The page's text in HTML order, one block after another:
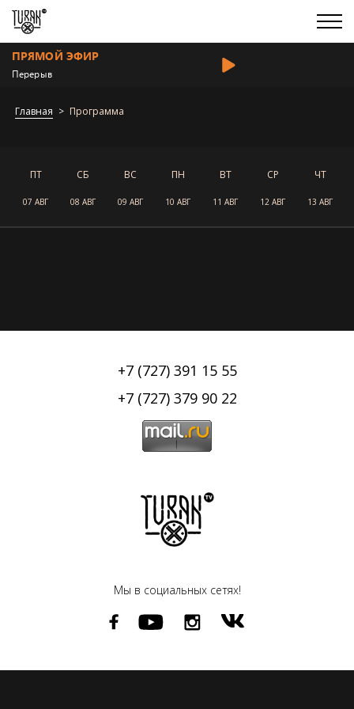
ПРЯМОЙ ЭФИР
Перерыв
Главная Программа
ПТ
07 АВГ
СБ
08 АВГ
ВС
09 АВГ
ПН
10 АВГ
ВТ
11 АВГ
СР
12 АВГ
ЧТ
13 АВГ
Мы в социальных сетях!
+7 (727) 391 15 55
+7 (727) 379 90 22